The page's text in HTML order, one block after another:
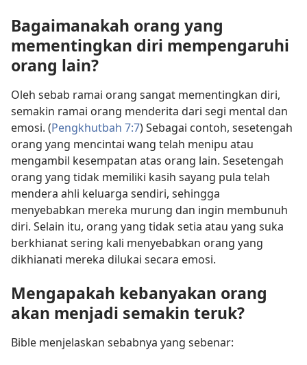
Bagaimanakah orang yang
mementingkan diri mempengaruhi
orang lain?
Oleh sebab ramai orang sangat mementingkan diri,
semakin ramai orang menderita dari segi mental dan
emosi. (Pengkhutbah 7:7) Sebagai contoh, sesetengah
orang yang mencintai wang telah menipu atau
mengambil kesempatan atas orang lain. Sesetengah
orang yang tidak memiliki kasih sayang pula telah
mendera ahli keluarga sendiri, sehingga
menyebabkan mereka murung dan ingin membunuh
diri. Selain itu, orang yang tidak setia atau yang suka
berkhianat sering kali menyebabkan orang yang
dikhianati mereka dilukai secara emosi.
Mengapakah kebanyakan orang
akan menjadi semakin teruk?
Bible menjelaskan sebabnya yang sebenar: